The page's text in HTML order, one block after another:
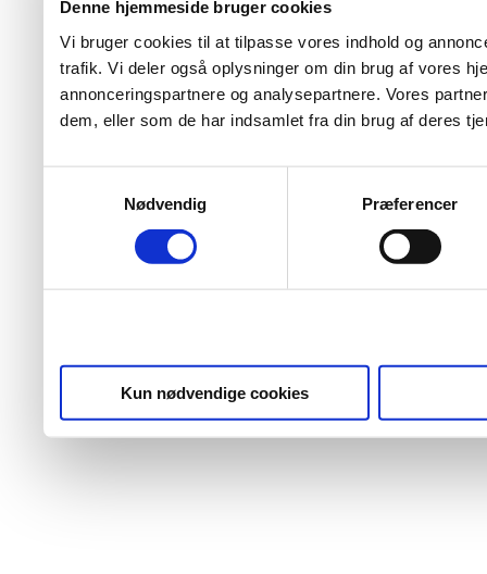
Denne hjemmeside bruger cookies
Vi bruger cookies til at tilpasse vores indhold og
trafik. Vi deler også oplysninger om din brug af vores
annonceringspartnere og analysepartnere. Vores
dem, eller som de har indsamlet fra din brug af deres
Nødvendig
Præferencer
Kun nødvendige cookies